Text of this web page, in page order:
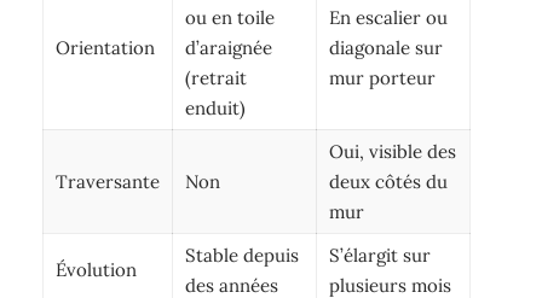
Orientation
ou en toile
d’araignée
(retrait
enduit)
En escalier ou
diagonale sur
mur porteur
Traversante Non
Oui, visible des
deux côtés du
mur
Évolution
Stable depuis
des années
S’élargit sur
plusieurs mois